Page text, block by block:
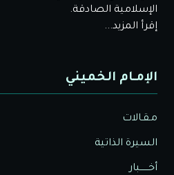
الإسلامية الصادقة.
إقرأ المزيد...
الإمـام الخميني
مـقـالات
السيرة الذاتية
أخــــــبار